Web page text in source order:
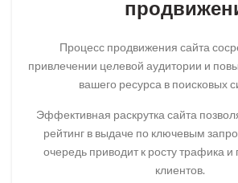
Процесс продвижения сайта
привлечении целевой аудитории и
вашего ресурса в поисковых
Эффективная раскрутка сайта
рейтинг в выдаче по ключевым
очередь приводит к росту трафика
клиентов.